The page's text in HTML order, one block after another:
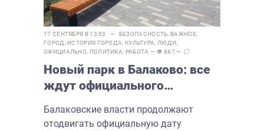
17 СЕНТЯБРЯ В 13:53 — БЕЗОПАСНОСТЬ ВАЖНОЕ,
ГОРОД
ИСТОРИЯ ГОРОДА КУЛЬТУРА ЛЮДИ
ОФИЦИАЛЬНО ПОЛИТИКА РАБОТА — 👁 867 —
Новый парк в Балаково: все
ждут официального
Балаковские власти продолжают
отодвигать официальную дату